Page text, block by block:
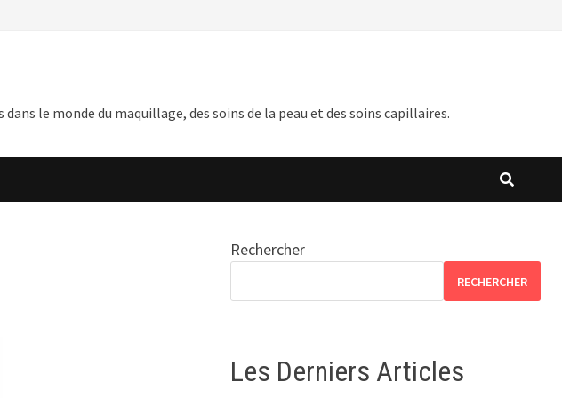
le monde du maquillage, des soins de la peau et des soins capillaires.
Rechercher
RECHERCHER
Les Derniers Articles